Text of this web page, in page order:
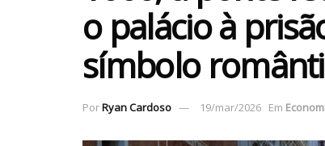
o palácio à
símbolo
PorRyan Cardoso 19/mar/2026 Em